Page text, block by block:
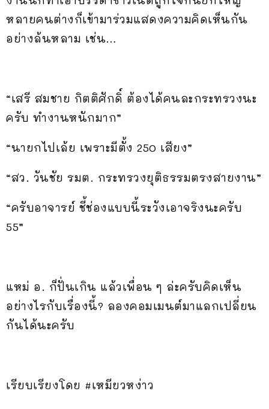
หลายคนต่างก็เข้ามาร่วมแสดงความคิดเห็นกัน
อย่างล้นหลาม เช่น…
“เสรี สมชาย กิตติศักดิ์ ต้องได้คนละกระทรวงนะ
ครับ ทำงานหนักมาก”
“นายกไปเล้ย เพราะมีตั้ง 250 เสียง”
“สว. วันชัย รมต. กระทรวงยุติธรรมตรงสายงาน”
“ครับอาจารย์ ชี้ช่องแบบนี้ระวังเอาจริงนะครับ
55”
แหม่ อ. ก็ปั่นเกิน แล้วเพื่อน ๆ ล่ะครับคิดเห็น
อย่างไรกับเรื่องนี้? ลองคอมเมนต์มาแลกเปลี่ยน
กันได้นะครับ
เรียบเรียงโดย #เหมียวหง่าว